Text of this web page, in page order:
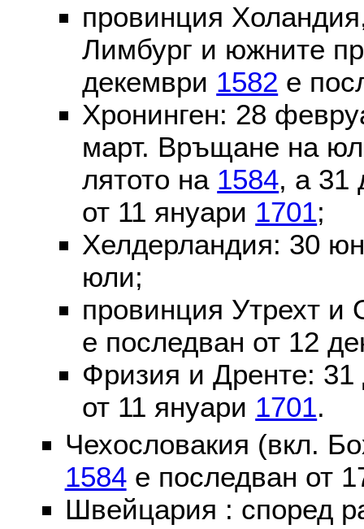
провинция
Лимбург и южните
декември 1582 е
Хронинген: 28
март. Връщане на
лятото на 1584, а 31
от 11 януари 1701;
Хелдерландия: 30
юли;
провинция Утрехт
е последван от 12
Фризия и Дренте:
от 11 януари 1701.
Чехословакия (вкл.
1584е последван от
Швейцария : според